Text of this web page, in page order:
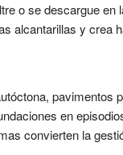
o se descargue en
alcantarillas y crea
pavimentos
en
convierten la